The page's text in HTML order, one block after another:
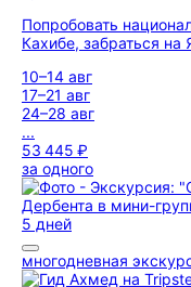
Попробовать
Кахибе, забраться
10–14 авг
17–21 авг
24–28 авг
...
53 445 ₽
за одного
5 дней
многодневная